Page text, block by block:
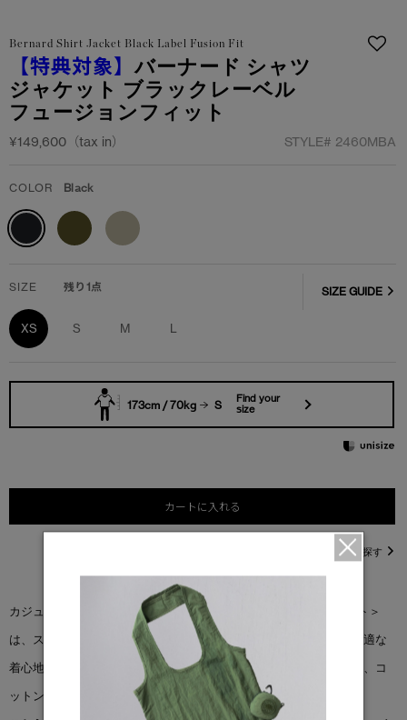
コレクション
コレクション
Bernard Shirt Jacket Black Label Fusion Fit
【特典対象】バーナード シャツ
ジャケット ブラックレーベル
フュージョンフィット
¥149,600（tax in） STYLE# 2460MBA
COLOR Black
SIZE 残り1点
XS S M L
SIZE GUIDE
173cm / 70kg S
Find your
size
カートに入れる
直営店在庫を探す
カジュアルでありながら洗練された＜バーナード シャツ ジャケット＞
は、スタイリッシュなデザインでデイリーウェアにお勧めです。快適な
着心地と雨風からの保護を実現する撥水加工を施したマットな生地、コ
ットンナイロンボールドリップストップを使用しました。